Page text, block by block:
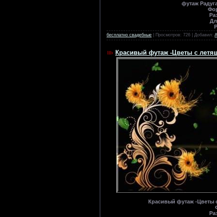
футаж
бесплатно свадебные | Просмотров: 726 | Добавил:
Красивый футаж -Цветы с
Красивый футаж -Цветы